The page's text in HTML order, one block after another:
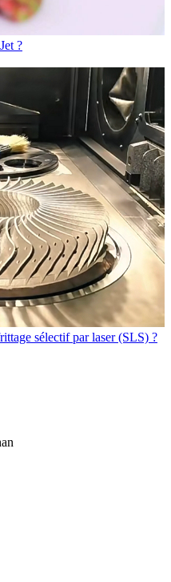
?
sélectif par laser (SLS) ?